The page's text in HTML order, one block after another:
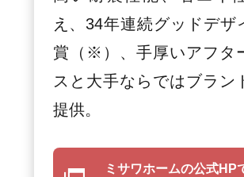
え、34年連続グッドデザ
賞（※）、手厚いアフタ
スと大手ならではブラン
提供。
ミサワホームの公式HP